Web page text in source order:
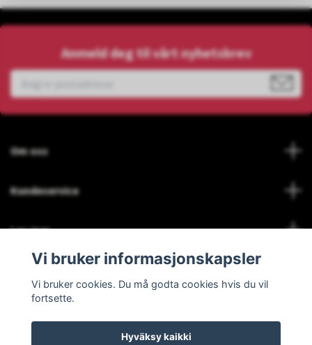
Anmeld deg til vårt nyhetsbrev
Om oss
Kundeservice
Les mer
Social Media
Vi bruker informasjonskapsler
Vi bruker cookies. Du må godta cookies hvis du vil
fortsette.
Hyväksy kaikki